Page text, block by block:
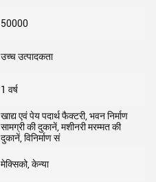
50000
उच्च उत्पादकता
1 वर्ष
खाद्य एवं पेय पदार्थ फैक्टरी, भवन निर्माण
सामग्री की दुकानें, मशीनरी मरम्मत की
दुकानें, विनिर्माण सं
मेक्सिको, केन्या